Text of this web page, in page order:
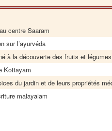
centre Saaram
sur l’ayurvéda
à la découverte des fruits et
Kottayam
du jardin et de leurs propriétés
malayalam